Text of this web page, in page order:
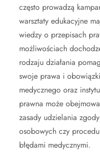
często prowadzą
warsztaty edukacyjne
wiedzy o przepisach
możliwościach
rodzaju działania
swoje prawa i
medycznego oraz
prawna może
zasady udzielania
osobowych czy
błędami medycznymi.